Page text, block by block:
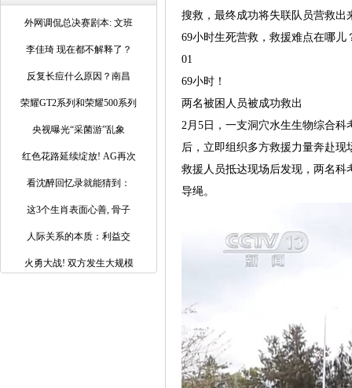
外网调侃总决赛剧本: 文班
李佳琦 现在都不解释了？
反复长痘什么原因？南昌
荣耀GT2系列和荣耀500系列
央视曝光“采菌游”乱象
红色花路延续绽放! AG再次
看沈醉回忆录就能猜到：
这3个生肖表面心善, 骨子
人际关系的本质：利益交
火勇大战! 双方发生大规模
搜救，最终成功将失联队员营救
69小时生死营救，救援难点在哪
01
69小时！
两名被困人员被成功救出
2月5日，一支洞穴水生生物综合
后，立即组织多方救援力量奔赴现
救援人员抵达现场后发现，两名科
导绳。